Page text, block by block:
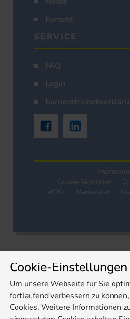
Kontakt
SERVICE
FAQ
Login
Cookie-Richtlinien
AGB's
Mediadaten
Cookie-Einstellungen
Um unsere Webseite für Sie
fortlaufend verbessern zu
Cookies. Weitere Informationen